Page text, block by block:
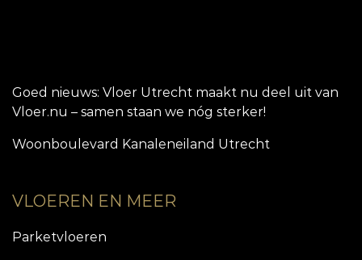
Goed nieuws: Vloer Utrecht maakt nu deel uit van
Vloer.nu – samen staan we nóg sterker!
Woonboulevard Kanaleneiland Utrecht
VLOEREN EN MEER
Parketvloeren